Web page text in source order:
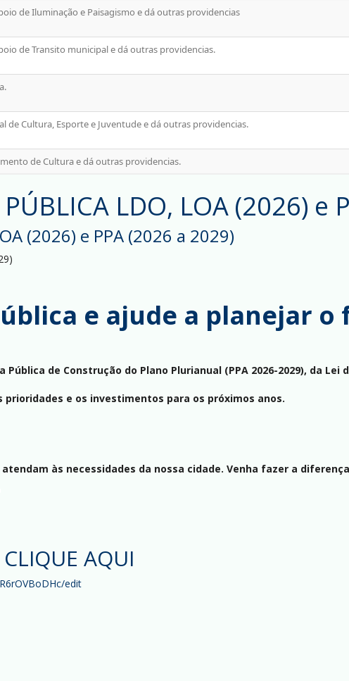
LDO, LOA (2026) e
(2026) e PPA (2026 a 2029)
e ajude a planejar
de Construção do Plano Plurianual (PPA 2026-2029), da Lei
e os investimentos para os próximos anos.
às necessidades da nossa cidade. Venha fazer a
AQUI
edit